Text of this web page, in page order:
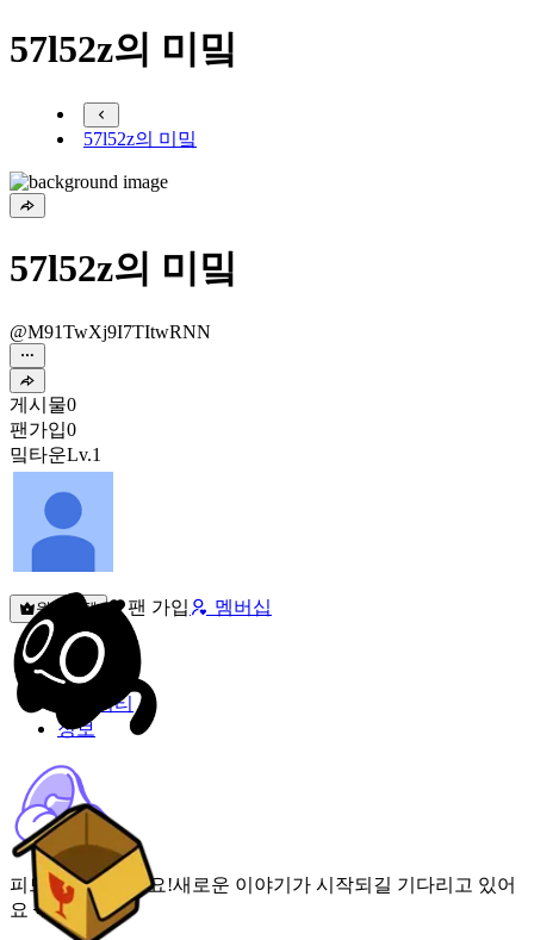
57l52z의 미밐
57l52z의 미밐
57l52z의 미밐
@M91TwXj9I7TItwRNN
게시물0
팬가입0
밐타운Lv.1
원픽선택 팬 가입 멤버십
밐타운
피드
커뮤니티
정보
피드가 비어있어요!새로운 이야기가 시작되길 기다리고 있어
요 🌟